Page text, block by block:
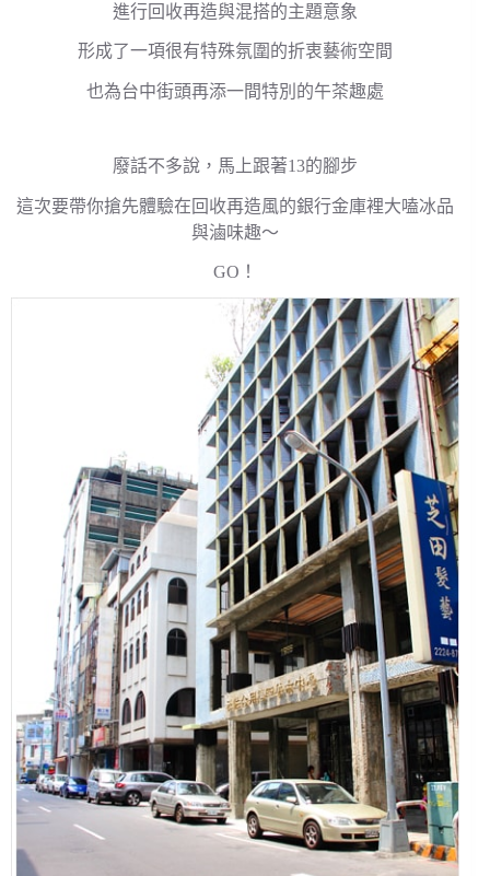
進行回收再造與混搭的主題意象
形成了一項很有特殊氛圍的折衷藝術空間
也為台中街頭再添一間特別的午茶趣處
廢話不多說，馬上跟著13的腳步
這次要帶你搶先體驗在回收再造風的銀行金庫裡大嗑冰品
與滷味趣～
GO！